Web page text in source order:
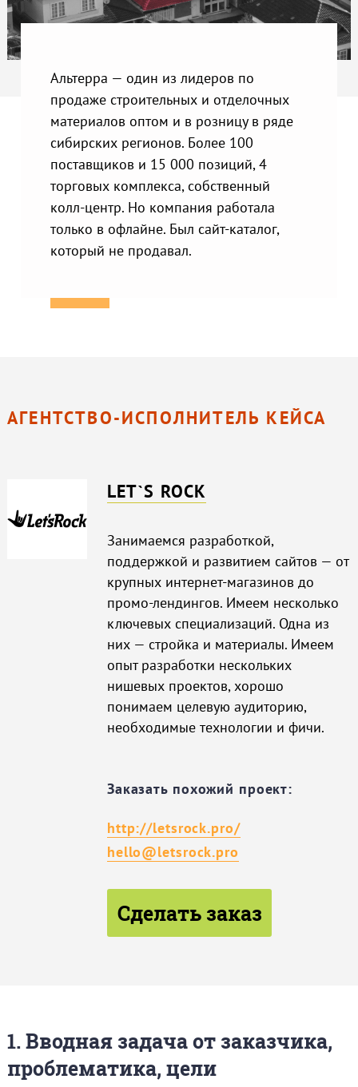
Альтерра — один из лидеров по
продаже строительных и отделочных
материалов оптом и в розницу в ряде
сибирских регионов. Более 100
поставщиков и 15 000 позиций, 4
торговых комплекса, собственный
колл-центр. Но компания работала
только в офлайне. Был сайт-каталог,
который не продавал.
АГЕНТСТВО-ИСПОЛНИТЕЛЬ КЕЙСА
LET`S ROCK
Занимаемся разработкой,
поддержкой и развитием сайтов — от
крупных интернет-магазинов до
промо-лендингов. Имеем несколько
ключевых специализаций. Одна из
них — стройка и материалы. Имеем
опыт разработки нескольких
нишевых проектов, хорошо
понимаем целевую аудиторию,
необходимые технологии и фичи.
Заказать похожий проект:
http://letsrock.pro/
hello@letsrock.pro
Сделать заказ
1. Вводная задача от заказчика,
проблематика, цели